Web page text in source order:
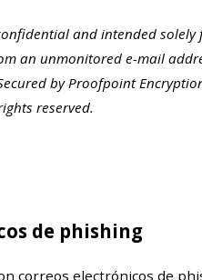
and intended solely
an unmonitored e-mail
by Proofpoint
reserved.
de phishing
correos electrónicos de